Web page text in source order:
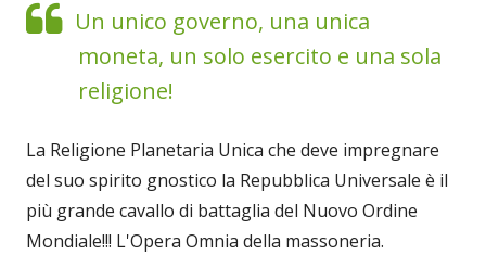
Un unico governo, una unica
moneta, un solo esercito e una sola
religione!
La Religione Planetaria Unica che deve impregnare
del suo spirito gnostico la Repubblica Universale è il
più grande cavallo di battaglia del Nuovo Ordine
Mondiale!!! L'Opera Omnia della massoneria.